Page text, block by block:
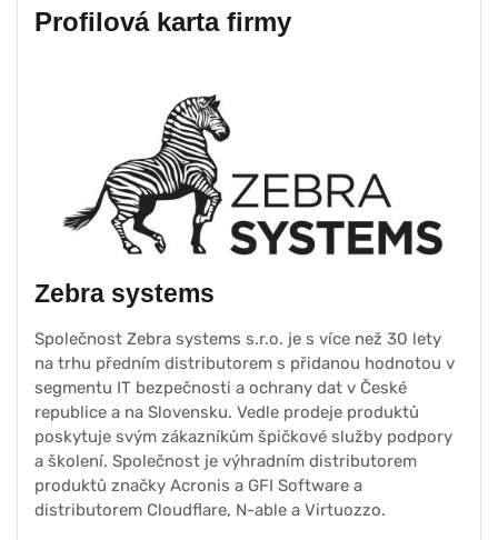
Profilová karta firmy
Zebra systems
Společnost Zebra systems s.r.o. je s více než 30 lety
na trhu předním distributorem s přidanou hodnotou v
segmentu IT bezpečnosti a ochrany dat v České
republice a na Slovensku. Vedle prodeje produktů
poskytuje svým zákazníkům špičkové služby podpory
a školení. Společnost je výhradním distributorem
produktů značky Acronis a GFI Software a
distributorem Cloudflare, N-able a Virtuozzo.